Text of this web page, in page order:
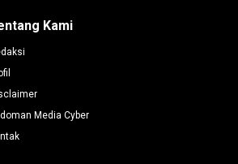
Kami
Media Cyber